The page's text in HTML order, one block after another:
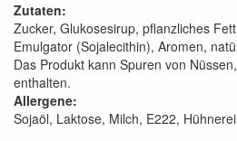
Zutaten:
Zucker, Glukosesirup, pflanzliches
Emulgator (Sojalecithin), Aromen,
Das Produkt kann Spuren von
enthalten.
Allergene:
Sojaöl, Laktose, Milch, E222,